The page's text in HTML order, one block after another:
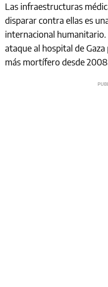
Las infraestructuras
disparar contra ellas es
internacional humanitario.
ataque al hospital de
más mortífero desde